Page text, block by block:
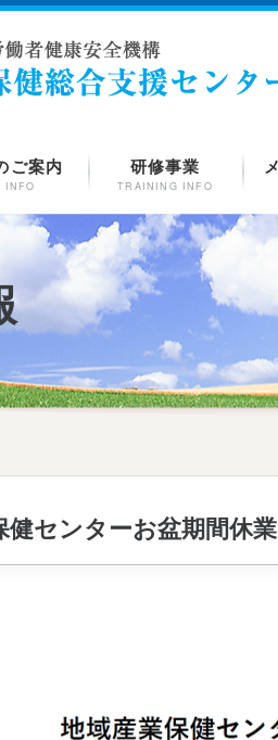
ご案内
INFO
研修事業
TRAINING INFO
健センターお盆期間休